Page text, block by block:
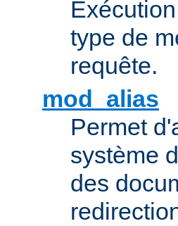
type de
requête.
mod_alias
Permet
système
des